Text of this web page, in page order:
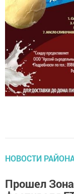
НОВОСТИ РАЙОНА
Прошел
фестиваля